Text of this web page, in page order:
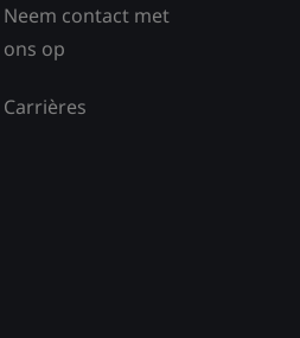
Neem contact met
ons op
Carrières